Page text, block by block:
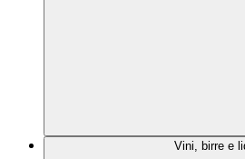
Vini, birre e